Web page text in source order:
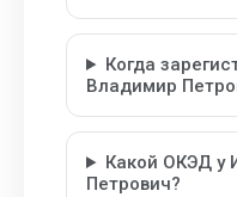
Когда
Владимир
Какой ОКЭД у
Петрович?